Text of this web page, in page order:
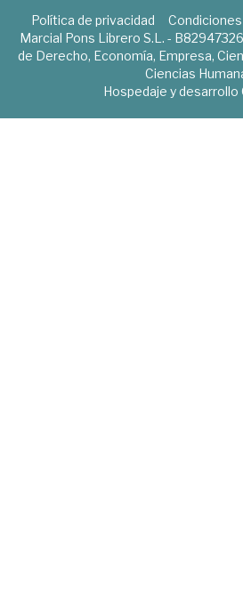
Política de privacidad
Marcial Pons Librero S.L. -
de Derecho, Economía, Empresa,
Ciencias
Hospedaje y desarrollo